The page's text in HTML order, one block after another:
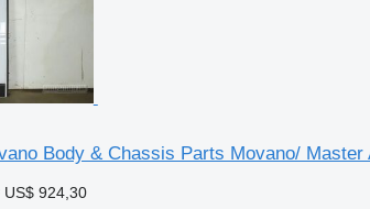
Body & Chassis Parts Movano/
US$ 924,30